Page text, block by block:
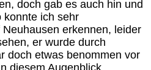
doch gab es auch hin und
konnte ich sehr
erkennen, leider
er wurde durch
doch etwas benommen vor
diesem Augenblick